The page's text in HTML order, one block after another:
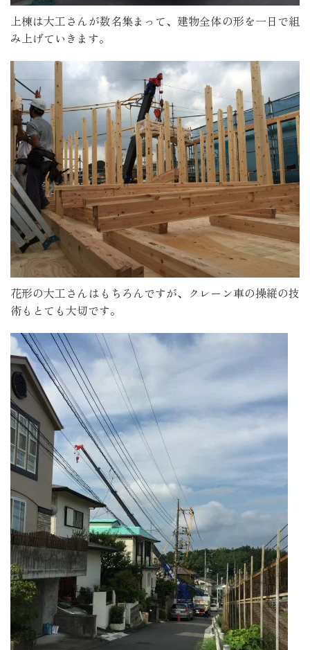
上棟は大工さんが数名集まって、建物全体の形を一日で組
み上げていきます。
花形の大工さんはもちろんですが、クレーン車の操縦の技
術もとても大切です。